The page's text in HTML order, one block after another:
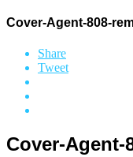
Cover-Agent-808-
Share
Tweet
Cover-Agent-